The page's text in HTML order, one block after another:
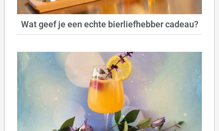
Wat geef je een echte bierliefhebber cadeau?